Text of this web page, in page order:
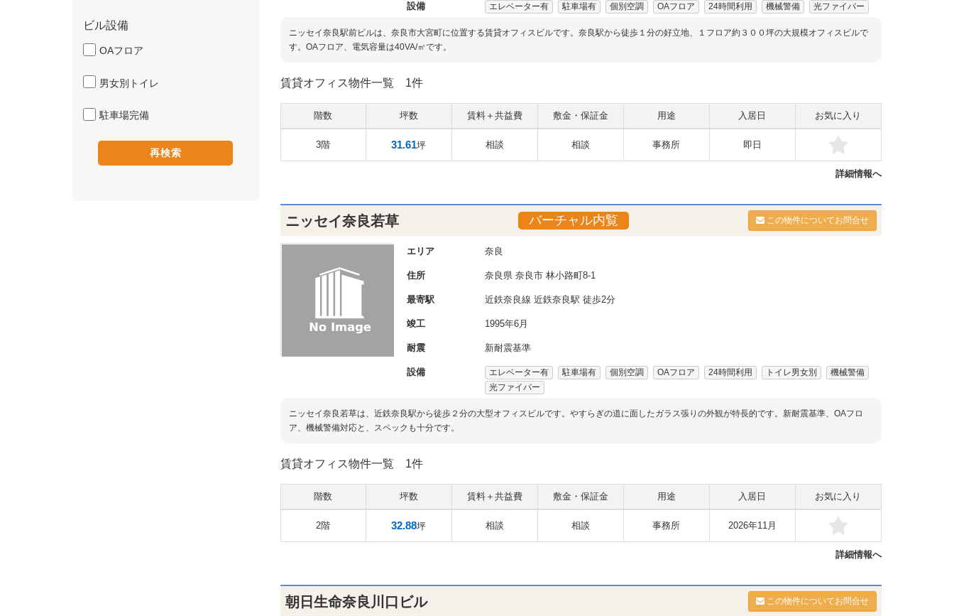
設備 エレベーター有 駐車場有 個別空調 OAフロア 24時間利用 機械警備 光ファイバー
ニッセイ奈良駅前ビルは、奈良市大宮町に位置する賃貸オフィスビルです。奈良駅から徒歩１分の好立地、１フロア約３００坪の大規模オフィスビルで
す。OAフロア、電気容量は40VA/㎡です。
賃貸オフィス物件一覧 1件
階数 坪数 賃料＋共益費 敷金・保証金 用途 入居日 お気に入り
3階 31.61坪 相談 相談 事務所 即日
詳細情報へ
ニッセイ奈良若草 バーチャル内覧 この物件についてお問合せ
エリア 奈良
住所 奈良県 奈良市林小路町8-1
最寄駅 近鉄奈良線 近鉄奈良駅 徒歩2分
竣工 1995年6月
耐震 新耐震基準
設備 エレベーター有 駐車場有 個別空調 OAフロア 24時間利用 トイレ男女別
機械警備
光ファイバー
ニッセイ奈良若草は、近鉄奈良駅から徒歩２分の大型オフィスビルです。やすらぎの道に面したガラス張りの外観が特長的です。新耐震基準、OAフロ
ア、機械警備対応と、スペックも十分です。
賃貸オフィス物件一覧 1件
階数 坪数 賃料＋共益費 敷金・保証金 用途 入居日 お気に入り
2階 32.88坪 相談 相談 事務所 2026年11月
詳細情報へ
朝日生命奈良川口ビル この物件についてお問合せ
ビル設備
OAフロア
男女別トイレ
駐車場完備